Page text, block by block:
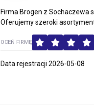
Firma Brogen z Sochaczewa
Oferujemy szeroki
OCEŃ FIRMĘ
Data rejestracji 2026-05-08